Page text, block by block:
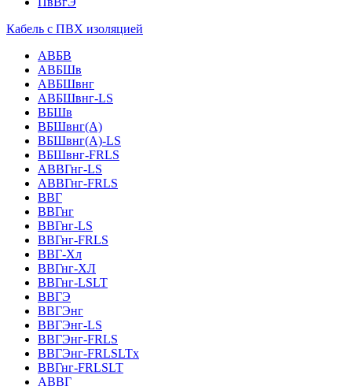
Кабель с ПВХ изоляцией
АВБВ
АВБШв
АВБШвнг
АВБШвнг-LS
ВБШв
ВБШвнг(A)
ВБШвнг(А)-LS
ВБШвнг-FRLS
АВВГнг-LS
АВВГнг-FRLS
ВВГ
ВВГнг
ВВГнг-LS
ВВГнг-FRLS
ВВГ-Хл
ВВГнг-ХЛ
ВВГнг-LSLT
ВВГЭ
ВВГЭнг
ВВГЭнг-LS
ВВГЭнг-FRLS
ВВГЭнг-FRLSLTх
ВВГнг-FRLSLT
АВВГ